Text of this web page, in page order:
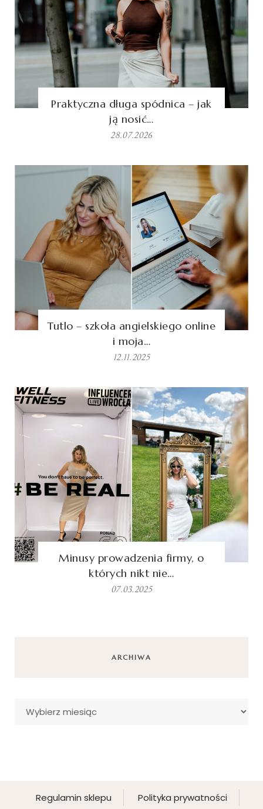
Praktyczna długa spódnica – jak
ją nosić…
28.07.2026
Tutlo – szkoła angielskiego online
i moja…
12.11.2025
Minusy prowadzenia firmy, o
których nikt nie…
07.03.2025
ARCHIWA
Regulamin sklepu
Polityka prywatności